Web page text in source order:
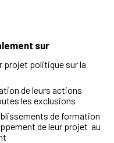
sur
projet politique sur la
de leurs actions
les exclusions
de formation
de leur projet au